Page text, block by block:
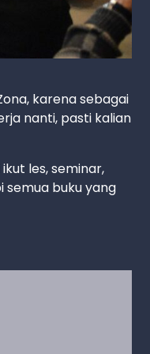
karena sebagai
nanti, pasti kalian
les, seminar,
semua buku yang